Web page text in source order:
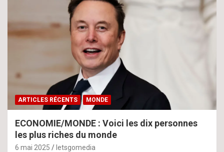
ARTICLES RÉCENTS MONDE
ECONOMIE/MONDE : Voici les dix personnes
les plus riches du monde
6 mai 2025 letsgomedia